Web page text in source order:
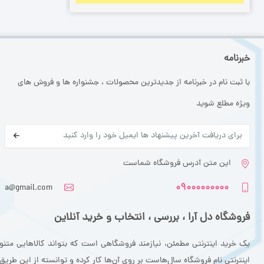
خبرنامه
با ثبت نام در خبرنامه از جدیدترین محصولات ، جشنواره ها و فروش های
ویژه مطلع شوید
این متن آدرس فروشگاه شماست
۰۹۰۰۰۰۰۰۰۰۰ a@gmail.com
فروشگاه دل آرا ، بررسی ، انتخاب و خرید آنلاین
یک خرید اینترنتی مطمئن، نیازمند فروشگاهی است که بتواند
اینترنتی نام فروشگاه سال‌هاست بر روی آن‌ها کار کرده و توانسته از این